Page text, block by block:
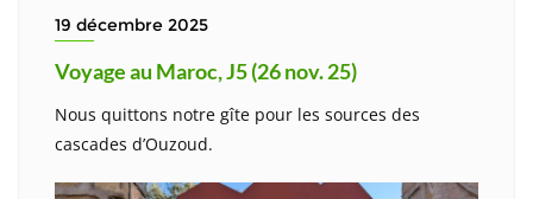
19 décembre 2025
Voyage au Maroc, J5 (26 nov. 25)
Nous quittons notre gîte pour les sources des
cascades d’Ouzoud.